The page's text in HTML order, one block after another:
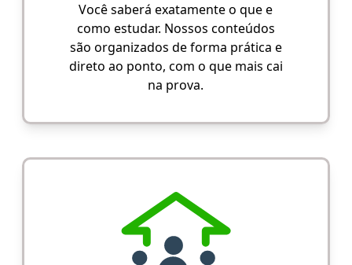
Você saberá exatamente o que e
como estudar. Nossos conteúdos
são organizados de forma prática e
direto ao ponto, com o que mais cai
na prova.